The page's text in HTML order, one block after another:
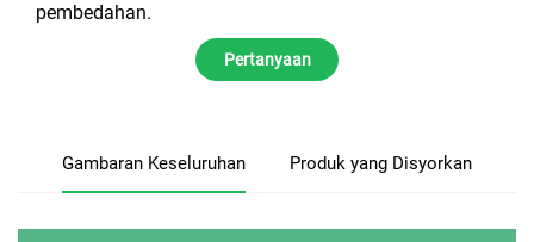
pembedahan.
Pertanyaan
Gambaran Keseluruhan Produk yang Disyorkan